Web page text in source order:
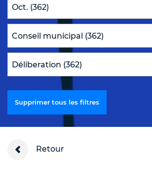
Supprimer tous les filtres
Retour